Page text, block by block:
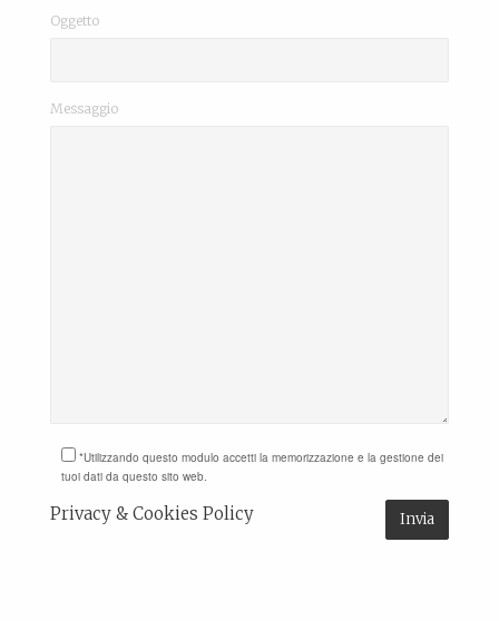
Oggetto
Messaggio
*Utilizzando questo modulo accetti la memorizzazione e la gestione dei
tuoi dati da questo sito web.
Privacy & Cookies Policy